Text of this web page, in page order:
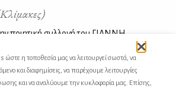
ποιητική συλλογή του ΓΙΑΝΝΗ
με τη βοήθεια του «Αφηγητή»
ώστε η τοποθεσία μας να λειτουργεί σωστά, να
και διαφημίσεις, να παρέχουμε λειτουργίες
και να αναλύουμε την κυκλοφορία μας. Επίσης,